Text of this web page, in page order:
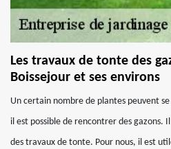
Les travaux de tonte des
Boissejour et ses environs
Un certain nombre de plantes peuvent
il est possible de rencontrer des
des travaux de tonte. Pour nous, il est